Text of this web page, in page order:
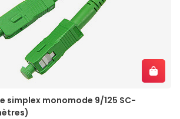
simplex monomode 9/125 SC-